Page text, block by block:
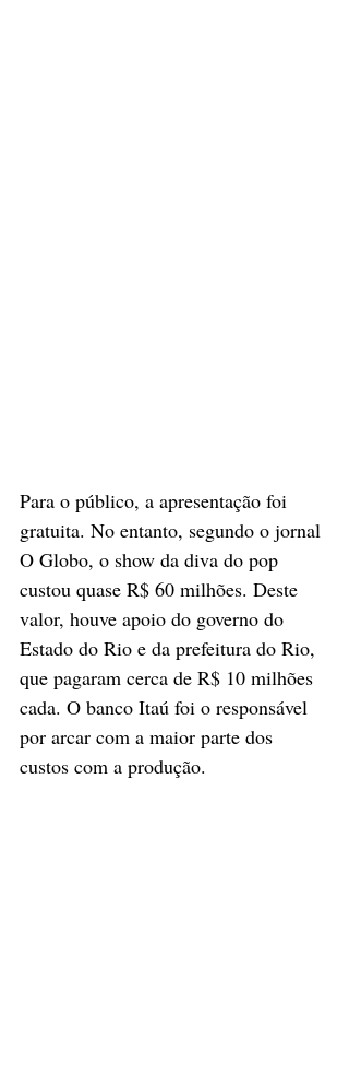
Para o público, a apresentação foi
gratuita. No entanto, segundo o jornal
O Globo, o show da diva do pop
custou quase R$ 60 milhões. Deste
valor, houve apoio do governo do
Estado do Rio e da prefeitura do Rio,
que pagaram cerca de R$ 10 milhões
cada. O banco Itaú foi o responsável
por arcar com a maior parte dos
custos com a produção.